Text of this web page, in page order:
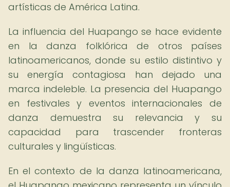
artísticas de América Latina.
La influencia del Huapango se hace evidente
en la danza folklórica de otros países
latinoamericanos, donde su estilo distintivo y
su energía contagiosa han dejado una
marca indeleble. La presencia del Huapango
en festivales y eventos internacionales de
danza demuestra su relevancia y su
capacidad para trascender fronteras
culturales y lingüísticas.
En el contexto de la danza latinoamericana,